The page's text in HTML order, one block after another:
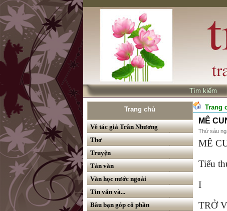
Tìm kiếm
Trang chủ
Về tác giả Trần Nhương
Thơ
Truyện
Tản văn
Văn học nước ngoài
Tin văn và...
Bầu bạn góp cổ phần
Trang
MÊ
Thứ sáu
MÊ
Tiểu
I
TRỞ